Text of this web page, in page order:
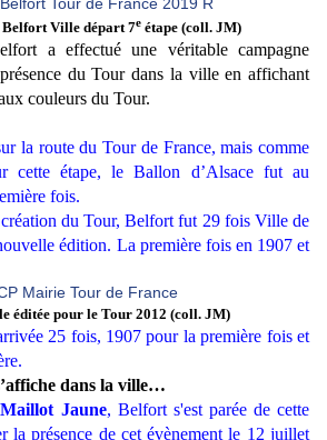
Belfort Ville départ 7eétape (coll. JM)
a effectué une véritable campagne
du Tour dans la ville en affichant
couleurs du Tour.
la route du Tour de France, mais comme
cette étape, le Ballon d’Alsace fut au
fois.
du Tour, Belfort fut 29 fois Ville de
édition. La première fois en 1907 et
éditée pour le Tour 2012 (coll. JM)
25 fois, 1907 pour la première fois et
dans la ville…
Maillot Jaune, Belfort s'est parée de cette
la présence de cet évènement le 12 juillet